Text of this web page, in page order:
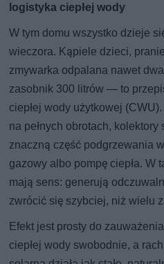
logistyka ciepłej wody
W tym domu wszystko dzieje
wieczora. Kąpiele dzieci,
zmywarka odpalana nawet
zasobnik 300 litrów — to
ciepłej wody użytkowej
na pełnych obrotach,
znaczną część podgrzewania
gazowy albo pompę ciepła. W
mają sens: generują
zwrócić się szybciej, niż wielu
Efekt jest prosty do
ciepłej wody swobodnie, a